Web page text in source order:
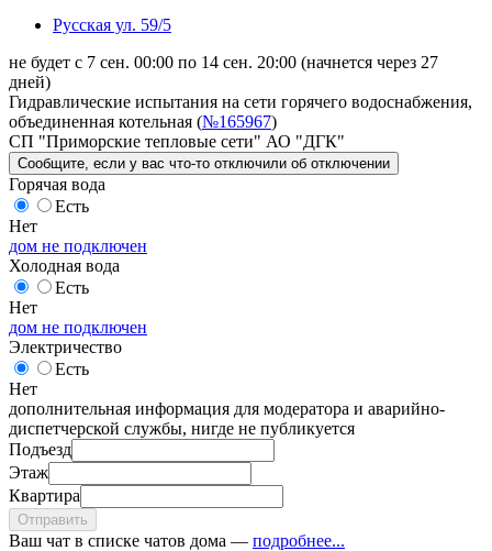
Русская ул. 59/5
не будет с 7 сен. 00:00 по 14 сен. 20:00 (начнется через 27
дней)
Гидравлические испытания на сети горячего водоснабжения,
объединенная котельная (№165967)
СП "Приморские тепловые сети" АО "ДГК"
Сообщите , если у вас что-то отключили об отключении
Горячая вода
Есть
Нет
дом не подключен
Холодная вода
Есть
Нет
дом не подключен
Электричество
Есть
Нет
дополнительная информация для модератора и аварийно-
диспетчерской службы, нигде не публикуется
Подъезд
Этаж
Квартира
Отправить
Ваш чат в списке чатов дома — подробнее...